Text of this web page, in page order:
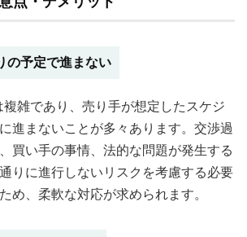
の予定で進まない
雑であり、売り手が想定したスケジ
進まないことが多々あります。交渉過
買い手の事情、法的な問題が発生する
りに進行しないリスクを考慮する必要
め、柔軟な対応が求められます。